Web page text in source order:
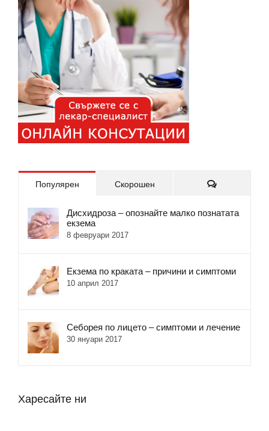
Популярен Скорошен Коментари
Дисхидроза – опознайте малко познатата
екзема
8 февруари 2017
Екзема по краката – причини и симптоми
10 април 2017
Себорея по лицето – симптоми и лечение
30 януари 2017
Харесайте ни